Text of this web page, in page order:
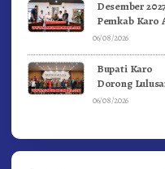
Desember
Pemkab Karo
Serahkan Aset
Ke Moderamen
GBKP
06/08/2026
Bupati Karo
Dorong
Universitas
dan
06/08/2026